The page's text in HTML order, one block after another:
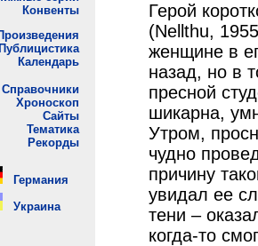
Герой
(Nellthu,
женщине в
назад, но в
пресной
шикарна,
Утром,
чудно
причину
увидал ее
тени –
когда-то